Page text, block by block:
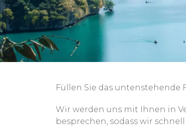
Füllen Sie das untenstehende
Wir werden uns mit Ihnen in
besprechen, sodass wir